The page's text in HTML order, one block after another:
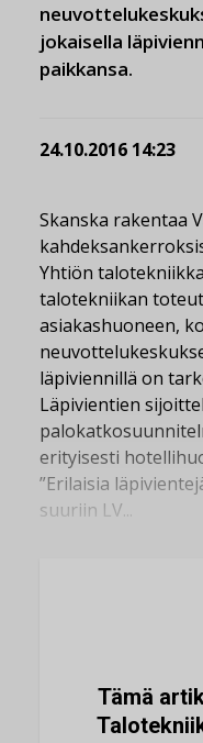
jokaisella
paikkansa.
24.10.2016 14:23
Skanska rakentaa
Yhtiön
talotekniikan
asiakashuoneen,
läpiviennillä on
Läpivientien
erityisesti
”Erilaisia
suuriin LV...
Tämä